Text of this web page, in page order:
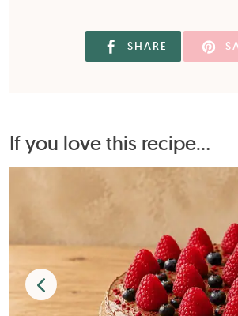
SHARE
If you love this recipe...